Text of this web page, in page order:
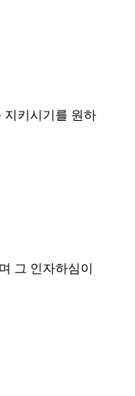
지키시기를 원하
그 인자하심이